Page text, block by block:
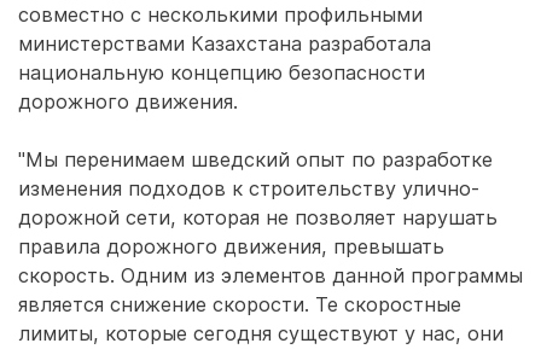
совместно с несколькими профильными
министерствами Казахстана разработала
национальную концепцию безопасности
дорожного движения.
"Мы перенимаем шведский опыт по разработке
изменения подходов к строительству улично-
дорожной сети, которая не позволяет нарушать
правила дорожного движения, превышать
скорость. Одним из элементов данной программы
является снижение скорости. Те скоростные
лимиты, которые сегодня существуют у нас, они